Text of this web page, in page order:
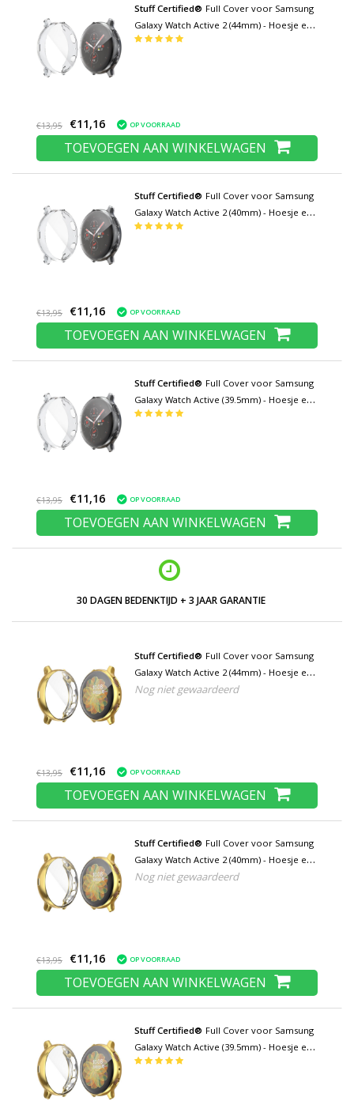
Stuff Certified® Full Cover voor Samsung
Galaxy Watch Active 2 (44mm) - Hoesje en
Screen Protector - TPU Hard Case
€13,95 €11,16 OP VOORRAAD
TOEVOEGEN AAN WINKELWAGEN
Stuff Certified® Full Cover voor Samsung
Galaxy Watch Active 2 (40mm) - Hoesje en
Screen Protector - TPU Hard Case
€13,95 €11,16 OP VOORRAAD
TOEVOEGEN AAN WINKELWAGEN
Stuff Certified® Full Cover voor Samsung
Galaxy Watch Active (39.5mm) - Hoesje en
Screen Protector - TPU Hard Case
€13,95 €11,16 OP VOORRAAD
TOEVOEGEN AAN WINKELWAGEN
LAGE PRIJZEN EN RUIM ASSORTIMENT
Stuff Certified® Full Cover voor Samsung
Galaxy Watch Active 2 (44mm) - Hoesje en
Screen Protector - TPU Hard Case Goud
Nog niet gewaardeerd
€13,95 €11,16 OP VOORRAAD
TOEVOEGEN AAN WINKELWAGEN
Stuff Certified® Full Cover voor Samsung
Galaxy Watch Active 2 (40mm) - Hoesje en
Screen Protector - TPU Hard Case Goud
Nog niet gewaardeerd
€13,95 €11,16 OP VOORRAAD
TOEVOEGEN AAN WINKELWAGEN
Stuff Certified® Full Cover voor Samsung
Galaxy Watch Active (39.5mm) - Hoesje en
Screen Protector - TPU Hard Case Goud